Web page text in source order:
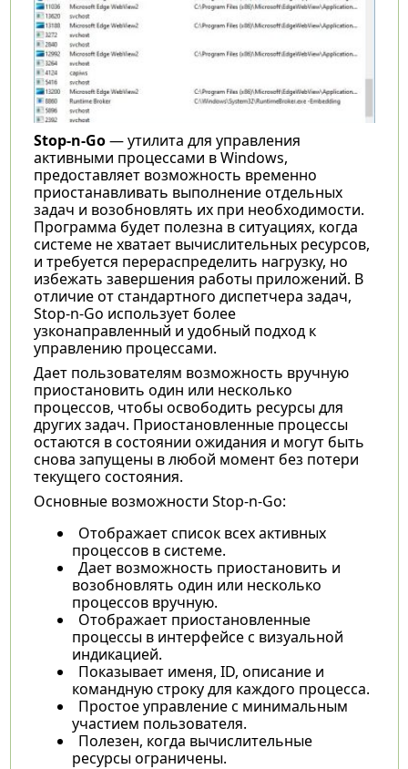
Stop-n-Go— утилита для управления
активными процессами в Windows,
предоставляет возможность временно
приостанавливать выполнение отдельных
задач и возобновлять их при необходимости.
Программа будет полезна в ситуациях, когда
системе не хватает вычислительных ресурсов,
и требуется перераспределить нагрузку, но
избежать завершения работы приложений. В
отличие от стандартного диспетчера задач,
Stop-n-Go использует более
узконаправленный и удобный подход к
управлению процессами.
Дает пользователям возможность вручную
приостановить один или несколько
процессов, чтобы освободить ресурсы для
других задач. Приостановленные процессы
остаются в состоянии ожидания и могут быть
снова запущены в любой момент без потери
текущего состояния.
Основные возможности Stop-n-Go:
Отображает список всех активных
процессов в системе.
Дает возможность приостановить и
возобновлять один или несколько
процессов вручную.
Отображает приостановленные
процессы в интерфейсе с визуальной
индикацией.
Показывает именя, ID, описание и
командную строку для каждого процесса.
Простое управление с минимальным
участием пользователя.
Полезен, когда вычислительные
ресурсы ограничены.